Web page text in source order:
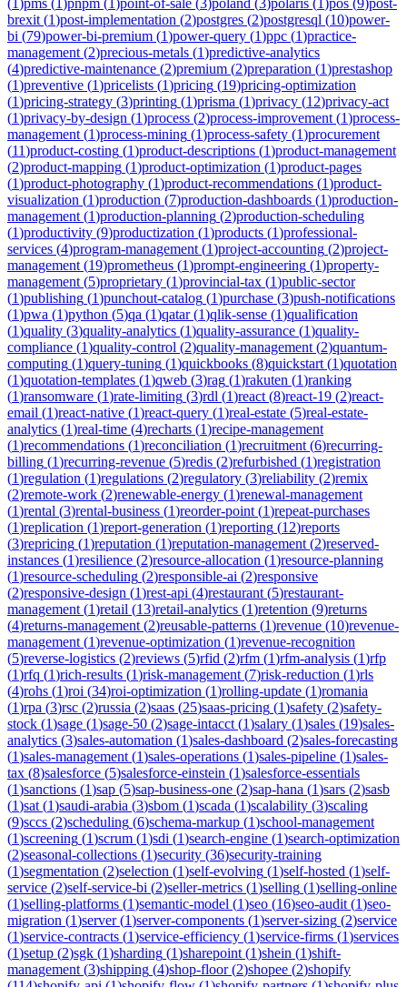
brexit (1)post-implementation (2)postgres (2)postgresql (10)power-
bi (79)power-bi-premium (1)power-query (1)ppc (1)practice-
management (2)precious-metals (1)predictive-analytics
(4)predictive-maintenance (2)premium (2)preparation (1)prestashop
(1)preventive (1)pricelists (1)pricing (19)pricing-optimization
(1)pricing-strategy (3)printing (1)prisma (1)privacy (12)privacy-act
(1)privacy-by-design (1)process (2)process-improvement (1)process-
management (1)process-mining (1)process-safety (1)procurement
(11)product-costing (1)product-descriptions (1)product-management
(2)product-mapping (1)product-optimization (1)product-pages
(1)product-photography (1)product-recommendations (1)product-
visualization (1)production (7)production-dashboards (1)production-
management (1)production-planning (2)production-scheduling
(1)productivity (9)productization (1)products (1)professional-
services (4)program-management (1)project-accounting (2)project-
management (19)prometheus (1)prompt-engineering (1)property-
management (5)proprietary (1)provincial-tax (1)public-sector
(1)publishing (1)punchout-catalog (1)purchase (3)push-notifications
(1)pwa (1)python (5)qa (1)qatar(1)qlik-sense (1)qualification
(1)quality (3)quality-analytics (1)quality-assurance (1)quality-
compliance (1)quality-control (2)quality-management (2)quantum-
computing (1)query-tuning (1)quickbooks (8)quickstart (1)quotation
(1)quotation-templates (1)qweb (3)rag (1)rakuten (1)ranking
(1)ransomware (1)rate-limiting (3)rdl (1)react (8)react-19 (2)react-
email (1)react-native (1)react-query (1)real-estate (5)real-estate-
analytics (1)real-time (4)recharts (1)recipe-management
(1)recommendations (1)reconciliation (1)recruitment (6)recurring-
billing (1)recurring-revenue (5)redis (2)refurbished (1)registration
(1)regulation (1)regulations (2)regulatory (3)reliability (2)remix
(2)remote-work (2)renewable-energy (1)renewal-management
(1)rental (3)rental-business (1)reorder-point (1)repeat-purchases
(1)replication (1)report-generation (1)reporting (12)reports
(3)repricing (1)reputation (1)reputation-management (2)reserved-
instances (1)resilience (2)resource-allocation (1)resource-planning
(1)resource-scheduling (2)responsible-ai (2)responsive
(2)responsive-design (1)rest-api (4)restaurant (5)restaurant-
management (1)retail (13)retail-analytics (1)retention (9)returns
(4)returns-management (2)reusable-patterns (1)revenue (10)revenue-
management (1)revenue-optimization (1)revenue-recognition
(5)reverse-logistics (2)reviews (5)rfid (2)rfm (1)rfm-analysis (1)rfp
(1)rfq (1)rich-results (1)risk-management (7)risk-reduction (1)rls
(4)rohs (1)roi (34)roi-optimization (1)rolling-update (1)romania
(1)rpa (3)rsc (2)russia (2)saas (25)saas-pricing (1)safety (2)safety-
stock (1)sage (1)sage-50 (2)sage-intacct (1)salary (1)sales (19)sales-
analytics (3)sales-automation (1)sales-dashboard (2)sales-forecasting
(1)sales-management (1)sales-operations (1)sales-pipeline (1)sales-
tax (8)salesforce (5)salesforce-einstein (1)salesforce-essentials
(1)sanctions (1)sap (5)sap-business-one (2)sap-hana (1)sars (2)sasb
(1)sat (1)saudi-arabia (3)sbom (1)scada (1)scalability (3)scaling
(9)sccs (2)scheduling (6)schema-markup (1)school-management
(1)screening (1)scrum (1)sdi (1)search-engine (1)search-optimization
(2)seasonal-collections (1)security (36)security-training
(1)segmentation (2)selection (1)self-evolving (1)self-hosted (1)self-
service (2)self-service-bi (2)seller-metrics (1)selling (1)selling-online
(1)selling-platforms (1)semantic-model (1)seo (16)seo-audit (1)seo-
migration (1)server(1)server-components (1)server-sizing (2)service
(1)service-contracts (1)service-efficiency (1)service-firms (1)services
(1)setup (2)sgk (1)sharding (1)sharepoint (1)shein (1)shift-
management (3)shipping (4)shop-floor(2)shopee (2)shopify